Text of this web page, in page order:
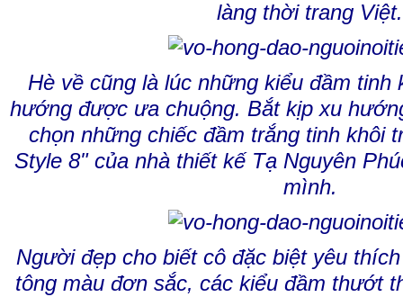
làng thời trang Việt.
Hè về cũng là lúc những kiểu đầm tinh
hướng được ưa chuộng. Bắt kịp xu
chọn những chiếc đầm trắng tinh khôi
Style 8" của nhà thiết kế Tạ Nguyên
mình.
Người đẹp cho biết cô đặc biệt yêu
tông màu đơn sắc, các kiểu đầm thướt